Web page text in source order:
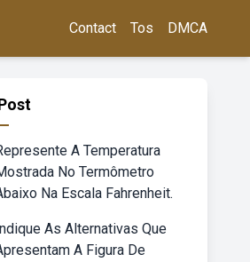
Contact Tos DMCA
A Temperatura
No Termômetro
Na Escala Fahrenheit.
As Alternativas Que
A Figura De